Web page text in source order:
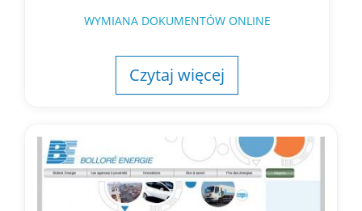
WYMIANA DOKUMENTÓW ONLINE
Czytaj więcej